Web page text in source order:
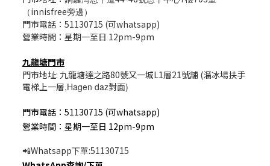
（ innisfree旁邊）
門市電話：51130715 (可whatsapp)
營業時間：星期一至日 12pm-9pm
九龍塘門市
門市地址: 九龍塘達之路80號又一城L1層21號舖 (溜冰場扶手
電梯上一層,Hagen daz對面)
門市電話：51130715 (可whatsapp)
營業時間：星期一至日 12pm-9pm
📲Whatsapp下單:51130715